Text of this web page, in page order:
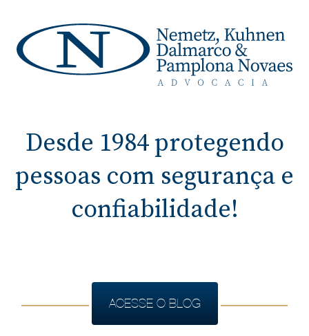
Desde 1984 protegendo
pessoas com segurança e
confiabilidade!
ACESSE O BLOG